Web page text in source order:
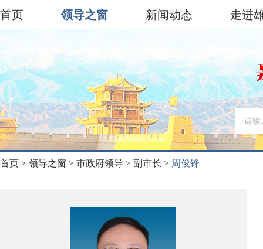
首页 领导之窗 新闻动态 走进
首页 > 领导之窗 > 市政府领导 > 副市长 > 周俊锋